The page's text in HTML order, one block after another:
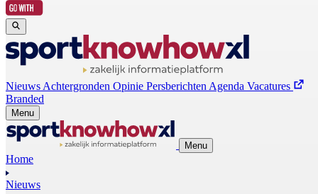
Nieuws Achtergronden Opinie Persberichten Agenda Vacatures
Branded
Menu
Menu
Home
Nieuws